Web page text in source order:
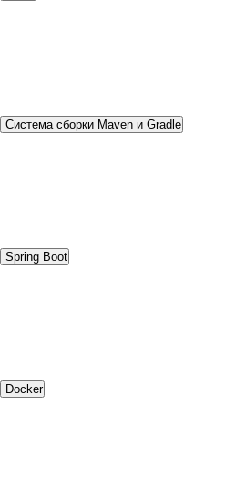
Система сборки Maven и Gradle
Spring Boot
Docker